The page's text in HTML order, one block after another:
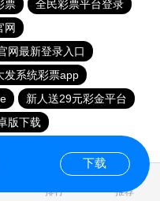
票
全民彩票平台登录
网
网最新登录入口
发系统彩票app
新人送29元彩金平台
版下载
排行 推荐
下载
0.023096s